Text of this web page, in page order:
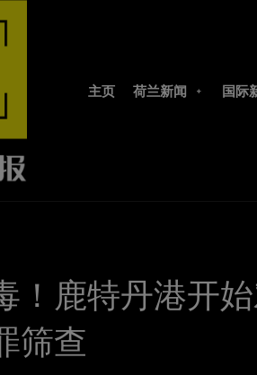
主页 荷兰新闻 国际
！鹿特丹港开
筛查